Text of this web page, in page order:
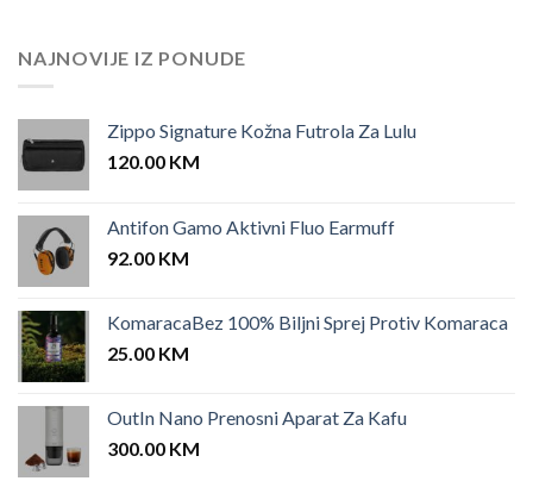
25.00 KM.
NAJNOVIJE IZ PONUDE
Zippo Signature Kožna Futrola Za Lulu
120.00 KM
Antifon Gamo Aktivni Fluo Earmuff
92.00 KM
KomaracaBez 100% Biljni Sprej Protiv Komaraca
25.00 KM
OutIn Nano Prenosni Aparat Za Kafu
300.00 KM